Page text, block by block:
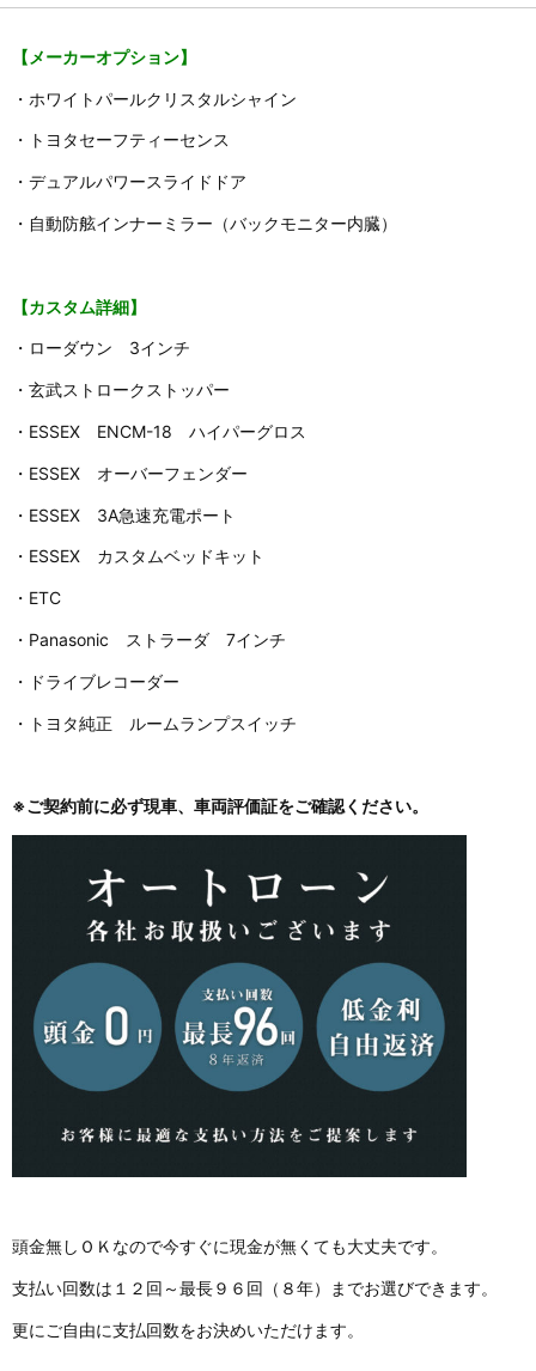
【メーカーオプション】
・ホワイトパールクリスタルシャイン
・トヨタセーフティーセンス
・デュアルパワースライドドア
・自動防舷インナーミラー（バックモニター内臓）
【カスタム詳細】
・ローダウン 3インチ
・玄武ストロークストッパー
・ESSEX ENCM-18 ハイパーグロス
・ESSEX オーバーフェンダー
・ESSEX 3A急速充電ポート
・ESSEX カスタムベッドキット
・ETC
・Panasonic ストラーダ 7インチ
・ドライブレコーダー
・トヨタ純正 ルームランプスイッチ
※ご契約前に必ず現車、車両評価証をご確認ください。
頭金無しＯＫなので今すぐに現金が無くても大丈夫です。
支払い回数は１２回～最長９６回（８年）までお選びできます。
更にご自由に支払回数をお決めいただけます。